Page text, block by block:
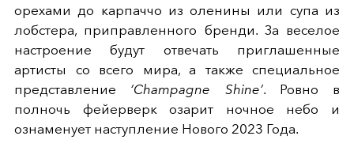
орехами до карпаччо из оленины или супа из
лобстера, приправленного бренди. За веселое
настроение будут отвечать приглашенные
артисты со всего мира, а также специальное
представление ‘Champagne Shine’. Ровно в
полночь фейерверк озарит ночное небо и
ознаменует наступление Нового 2023 Года.